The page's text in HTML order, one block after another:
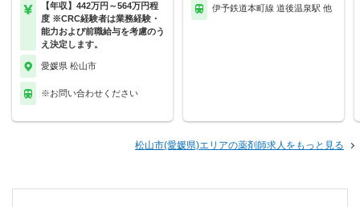
【年収】442万円～564万円程
度 ※CRC経験者は業務経験・
能力および前職給与を考慮のう
え決定します。
愛媛県 松山市
※お問い合わせください
伊予鉄道本町線 道後温泉駅 他
松山市(愛媛県)エリアの薬剤師求人をもっと見る